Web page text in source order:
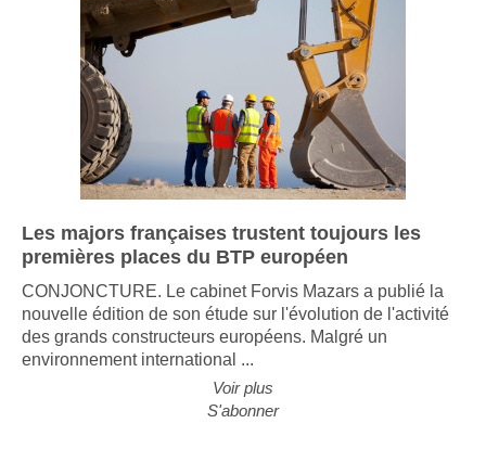
Les majors françaises trustent toujours les
premières places du BTP européen
CONJONCTURE. Le cabinet Forvis Mazars a publié la
nouvelle édition de son étude sur l'évolution de l'activité
des grands constructeurs européens. Malgré un
environnement international ...
Voir plus
S'abonner